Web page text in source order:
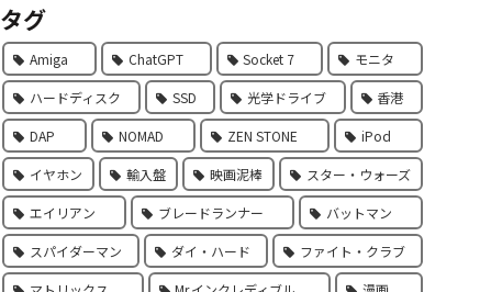
タグ
Amiga ChatGPT Socket 7 モニタ
ハードディスク SSD 光学ドライブ 香港
DAP NOMAD ZEN STONE iPod
イヤホン 輸入盤 映画泥棒 スター・ウォーズ
エイリアン ブレードランナー バットマン
スパイダーマン ダイ・ハード ファイト・クラブ